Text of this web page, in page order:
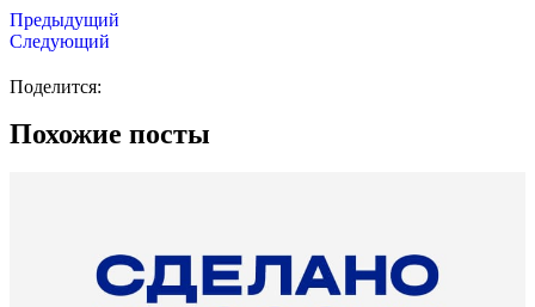
Предыдущий
Следующий
Поделится:
Похожие посты